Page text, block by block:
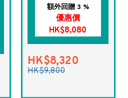
額外回贈 3 %
優惠價
HK$8,080
HK$8,320
HK$9,800